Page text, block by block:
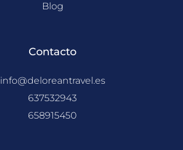
Blog
Contacto
info@deloreantravel.es
637532943
658915450